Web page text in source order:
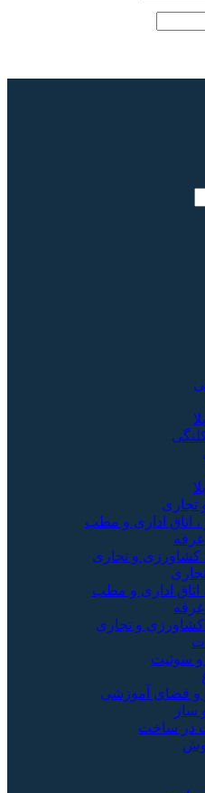
تجاری
، اتاق اداری و مطب
کشاورزی و تجاری
اتاق اداری و مطب
و تجاری
و سوئیت
و فضای آموزشی
ساز
در ساخت